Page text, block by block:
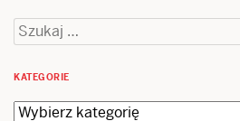
Szukaj:
KATEGORIE
Kategorie